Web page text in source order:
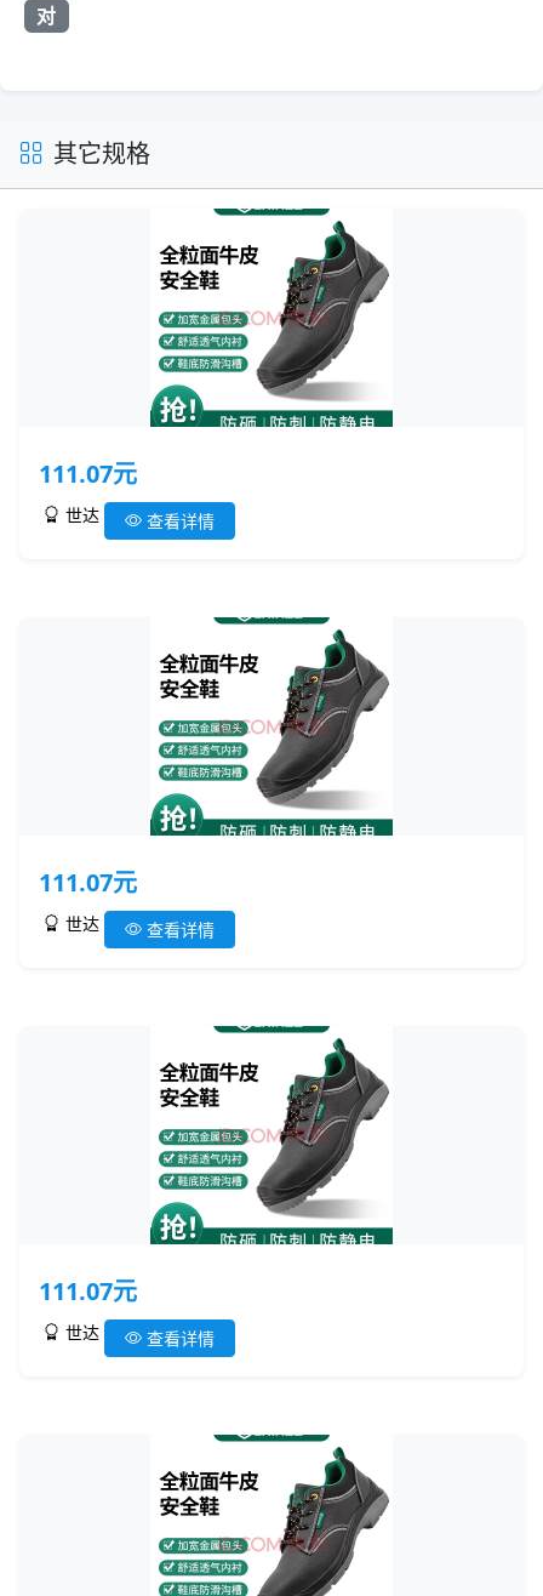
对
其它规格
111.07元
世达 查看详情
111.07元
世达 查看详情
111.07元
世达 查看详情